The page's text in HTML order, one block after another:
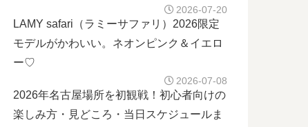
2026-07-20
LAMY safari（ラミーサファリ）2026限定
モデルがかわいい。ネオンピンク＆イエロ
ー♡
2026-07-08
2026年名古屋場所を初観戦！初心者向けの
楽しみ方・見どころ・当日スケジュールま